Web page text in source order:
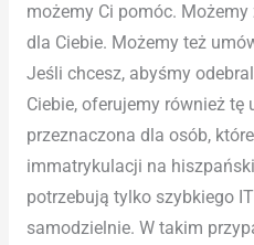
możemy Ci pomóc.
dla Ciebie. Możemy też
Jeśli chcesz, abyśmy
Ciebie, oferujemy również tę
przeznaczona dla osób,
immatrykulacji na
potrzebują tylko szybkiego
samodzielnie. W takim